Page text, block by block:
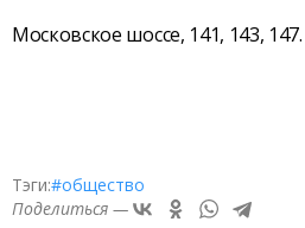
Московское шоссе, 141, 143, 147.
Тэги:#общество
Поделиться —